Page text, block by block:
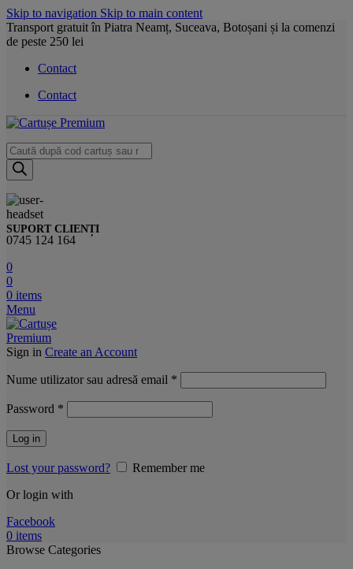
Skip to navigation Skip to main content
Transport gratuit în Piatra Neamț, Suceava, Botoșani și la comenzi
de peste 250 lei
Contact
Contact
Products
search
SUPORT CLIENȚI
0745 124 164
0
0
0 items
Menu
Sign in Create an Account
Nume utilizator sau adresă email *
Password *
Log in
Lost your password?
Remember me
Or login with
Facebook
0 items
Browse Categories